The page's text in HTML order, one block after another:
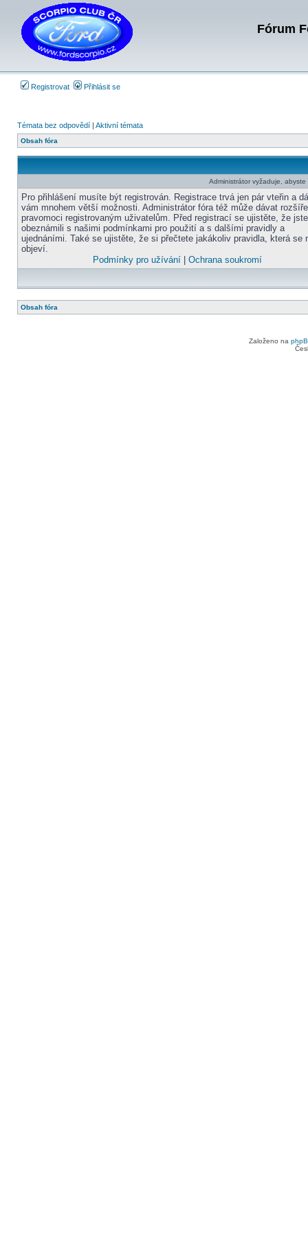
Fórum
Registrovat Přihlásit se
Témata bez odpovědí | Aktivní témata
Obsah fóra
Administrátor vyžaduje,
Pro přihlášení musíte být registrován. Registrace trvá jen pár vteřin a
vám mnohem větší možnosti. Administrátor fóra též může dávat
pravomoci registrovaným uživatelům. Před registrací se ujistěte, že
obeznámili s našimi podmínkami pro použití a s dalšími pravidly a
ujednáními. Také se ujistěte, že si přečtete jakákoliv pravidla, která se
objeví.
Podmínky pro užívání| Ochrana soukromí
Obsah fóra
Založeno na